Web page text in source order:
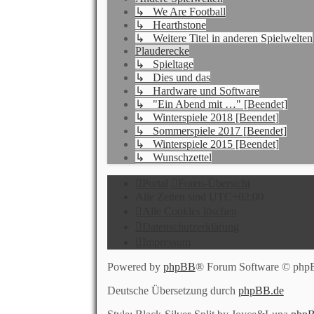
↳ We Are Football
↳ Hearthstone
↳ Weitere Titel in anderen Spielwelten
Plauderecke
↳ Spieltage
↳ Dies und das
↳ Hardware und Software
↳ "Ein Abend mit …" [Beendet]
↳ Winterspiele 2018 [Beendet]
↳ Sommerspiele 2017 [Beendet]
↳ Winterspiele 2015 [Beendet]
↳ Wunschzettel
Powered by phpBB® Forum Software ©
Deutsche Übersetzung durch phpBB.de